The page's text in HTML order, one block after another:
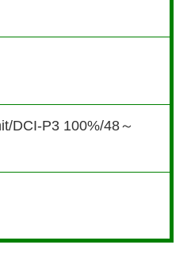
DCI-P3 100%/48～